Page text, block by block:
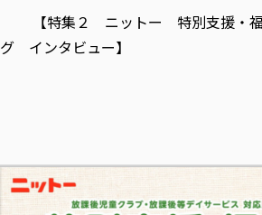
学生生活サポート
学生自主活動支援
【特集２ ニットー 特別支援・福
グ インタビュー】